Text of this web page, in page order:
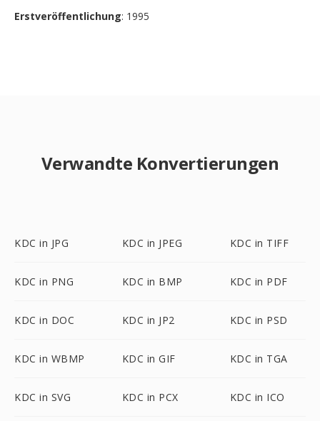
Erstveröffentlichung: 1995
Verwandte Konvertierungen
KDC in JPG KDC in JPEG KDC in TIFF
KDC in PNG KDC in BMP KDC in PDF
KDC in DOC KDC in JP2 KDC in PSD
KDC in WBMP KDC in GIF KDC in TGA
KDC in SVG KDC in PCX KDC in ICO